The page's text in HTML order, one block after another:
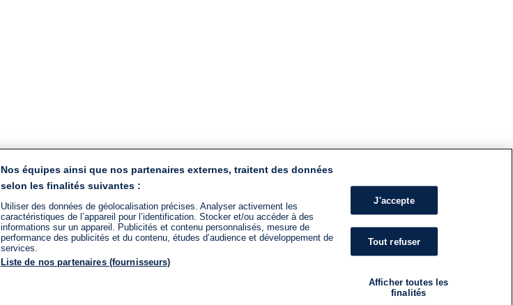
Nos équipes ainsi que nos partenaires externes, traitent des données
selon les finalités suivantes :
Utiliser des données de géolocalisation précises. Analyser activement les
caractéristiques de l’appareil pour l’identification. Stocker et/ou accéder à des
informations sur un appareil. Publicités et contenu personnalisés, mesure de
performance des publicités et du contenu, études d’audience et développement de
services.
Liste de nos partenaires (fournisseurs)
J'accepte
Tout refuser
Afficher toutes les
finalités